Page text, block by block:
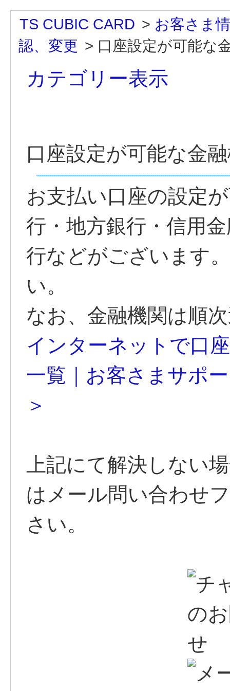
TS CUBIC CARD > お客さま
認、変更 > 口座設定が可能な
カテゴリー表示
口座設定が可能な金
お支払い口座の設定
行・地方銀行・信用
行などがございます
い。
なお、金融機関は順
インターネットで口
一覧｜お客さまサポ
＞
上記にて解決しない
はメール問い合わせ
さい。